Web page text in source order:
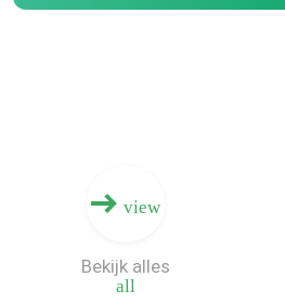
Digitale Inkjet-Drukmachine
Enige Pas Golfprinter
view
all
Bekijk alles